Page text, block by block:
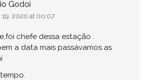
Godoi
2020 at 00:07
chefe dessa estação .
a data mais passávamos as